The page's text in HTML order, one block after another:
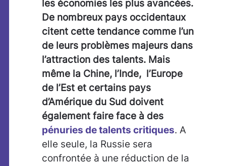
les économies les plus avancées.
De nombreux pays occidentaux
citent cette tendance comme l’un
de leurs problèmes majeurs dans
l’attraction des talents. Mais
même la Chine, l’Inde, l’Europe
de l’Est et certains pays
d’Amérique du Sud doivent
également faire face à des
pénuries de talents critiques. A
elle seule, la Russie sera
confrontée à une réduction de la